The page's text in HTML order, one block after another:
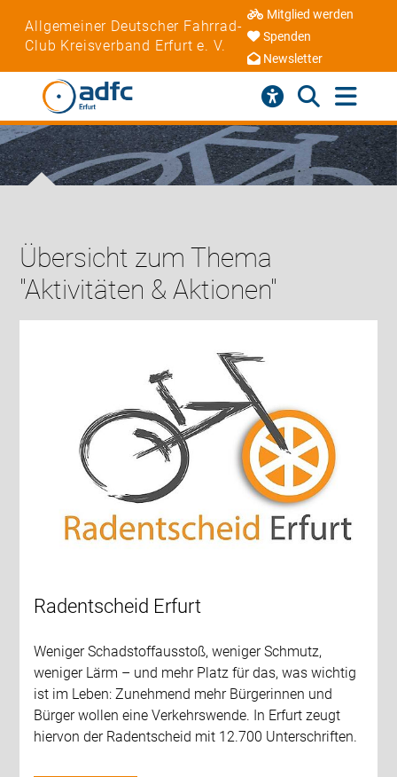
Allgemeiner Deutscher Fahrrad-
Club Kreisverband Erfurt e. V.
Mitglied werden
Spenden
Newsletter
Übersicht zum Thema
"Aktivitäten & Aktionen"
Radentscheid Erfurt
Weniger Schadstoffausstoß, weniger Schmutz,
weniger Lärm – und mehr Platz für das, was wichtig
ist im Leben: Zunehmend mehr Bürgerinnen und
Bürger wollen eine Verkehrswende. In Erfurt zeugt
hiervon der Radentscheid mit 12.700 Unterschriften.